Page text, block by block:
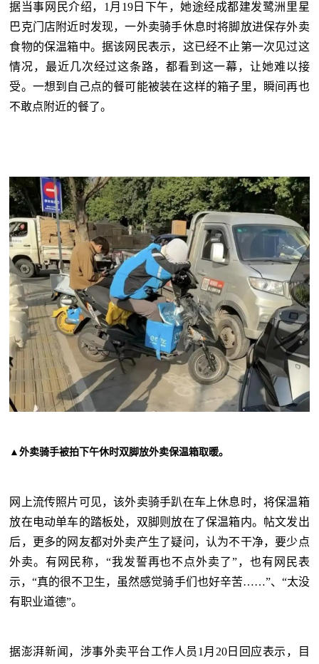
据当事网民介绍，1月19日下午，她途经成都建发鹭洲里星
巴克门店附近时发现，一外卖骑手休息时将脚放进保存外卖
食物的保温箱中。据该网民表示，这已经不止第一次见过这
情况，最近几次经过这条路，都看到这一幕，让她难以接
受。一想到自己点的餐可能被装在这样的箱子里，瞬间再也
不敢点附近的餐了。
▲外卖骑手被拍下午休时双脚放外卖保温箱取暖。
网上流传照片可见，该外卖骑手趴在车上休息时，将保温箱
放在电动单车的踏板处，双脚则放在了保温箱内。帖文发出
后，更多的网友都对外卖产生了疑问，认为不干净，要少点
外卖。有网民称，“我发誓再也不点外卖了”，也有网民表
示，“真的很不卫生，虽然感觉骑手们也好辛苦……”、“太没
有职业道德”。
据澎湃新闻，涉事外卖平台工作人员1月20日回应表示，目